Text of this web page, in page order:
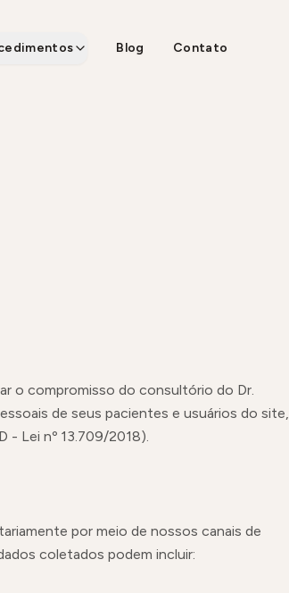
Blog Contato
o compromisso do consultório do Dr.
de seus pacientes e usuários do site,
- Lei nº 13.709/2018).
por meio de nossos canais de
coletados podem incluir: